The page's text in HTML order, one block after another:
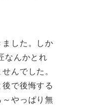
した。しか
なんかとれ
んでした。
で後悔する
やっぱり無